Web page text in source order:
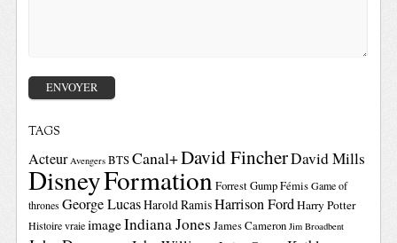
TAGS
Acteur Avengers BTSCanal+David FincherDavid Mills
DisneyFormationForrest GumpFémis Game of
thrones George LucasHarold RamisHarrison FordHarry Potter
Histoire vraie imageIndiana Jones James Cameron Jim Broadbent